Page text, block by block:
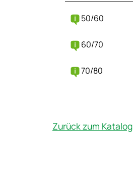
50/60
60/70
70/80
Zurück zum Katalog